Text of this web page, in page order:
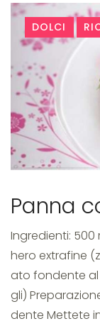
Tag:
al
DOLCI
Panna
Ingredienti: 500
hero extrafine
ato fondente al
gli)
dente Mettete